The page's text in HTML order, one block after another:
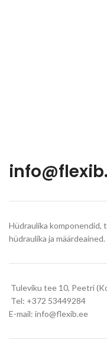
Hüdraulika komponendid,
hüdraulika ja määrdeained.
Tuleviku tee 10, Peetri
Tel: +372 53449284
E-mail: info@flexib.ee